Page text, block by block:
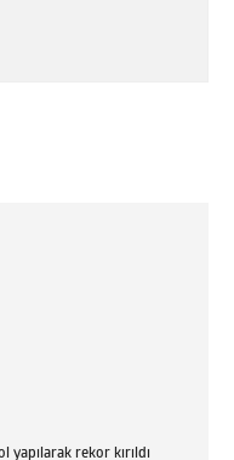
yapılarak rekor kırıldı